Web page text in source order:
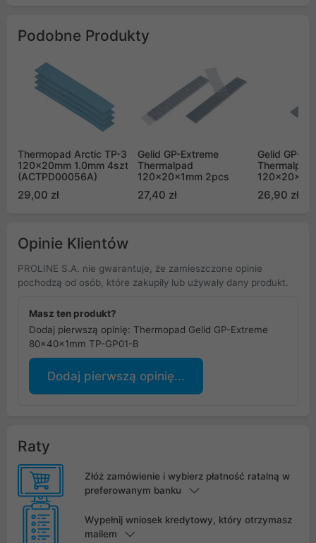
Podobne Produkty
Thermopad Arctic TP-3
120x20mm 1.0mm 4szt
(ACTPD00056A)
29,00 zł
Gelid GP-Extreme
Thermalpad
120x20x1mm 2pcs
27,40 zł
Gelid GP-
Thermalpad
26,90 zł
Opinie Klientów
PROLINE S.A. nie gwarantuje, że zamieszczone opinie
pochodzą od osób, które zakupiły lub używały dany produkt.
Masz ten produkt?
Dodaj pierwszą opinię: Thermopad Gelid GP-Extreme
80x40x1mm TP-GP01-B
Dodaj pierwszą opinię...
Raty
Złóż zamówienie i wybierz płatność ratalną w
preferowanym banku
Wypełnij wniosek kredytowy, który otrzymasz
mailem